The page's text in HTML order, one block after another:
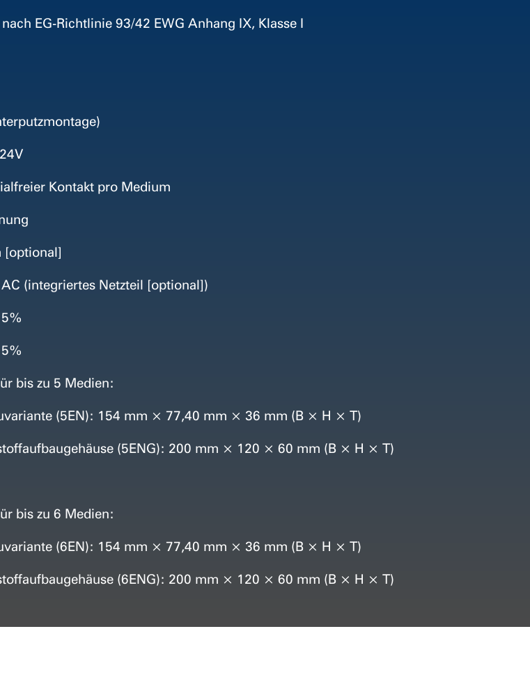
EG-Richtlinie 93/42 EWG Anhang IX, Klasse I
Kontakt pro Medium
[optional]
(integriertes Netzteil [optional])
bis zu 5 Medien:
(5EN): 154 mm × 77,40 mm × 36 mm (B × H × T)
(5ENG): 200 mm × 120 × 60 mm (B × H × T)
bis zu 6 Medien:
(6EN): 154 mm × 77,40 mm × 36 mm (B × H × T)
(6ENG): 200 mm × 120 × 60 mm (B × H × T)